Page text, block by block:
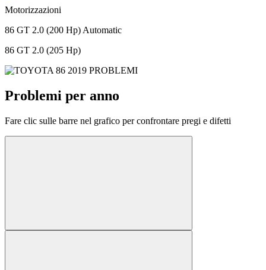
Motorizzazioni
86 GT 2.0 (200 Hp) Automatic
86 GT 2.0 (205 Hp)
Problemi per anno
Fare clic sulle barre nel grafico per confrontare pregi e difetti